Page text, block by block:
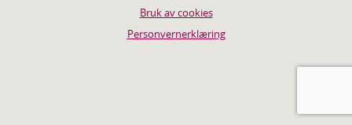
Bruk av cookies
Personvernerklæring